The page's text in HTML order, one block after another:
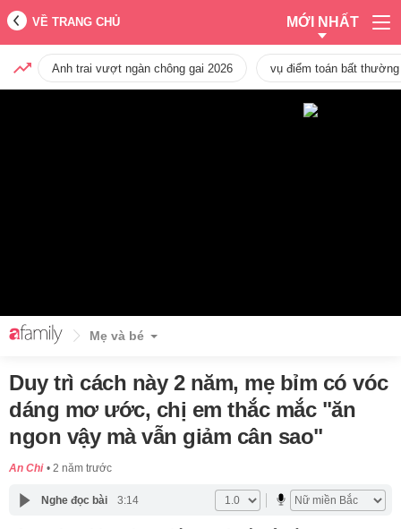
VỀ TRANG CHỦ MỚI NHẤT
Anh trai vượt ngàn chông gai 2026 vụ điểm toán bất
Mẹ và bé
Duy trì cách này 2 năm, mẹ bỉm có vóc
dáng mơ ước, chị em thắc mắc "ăn
ngon vậy mà vẫn giảm cân sao"
An Chi 2 năm trước
Nghe đọc bài 3:14